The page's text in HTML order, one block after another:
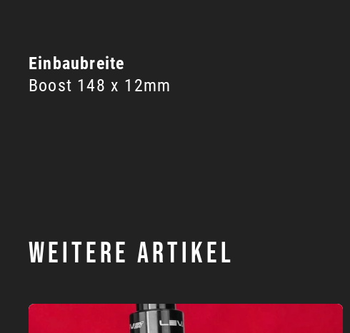
Einbaubreite
Boost 148 x 12mm
WEITERE ARTIKEL